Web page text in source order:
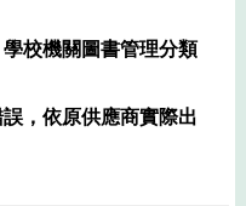
校機關圖書管理分類
，依原供應商實際出